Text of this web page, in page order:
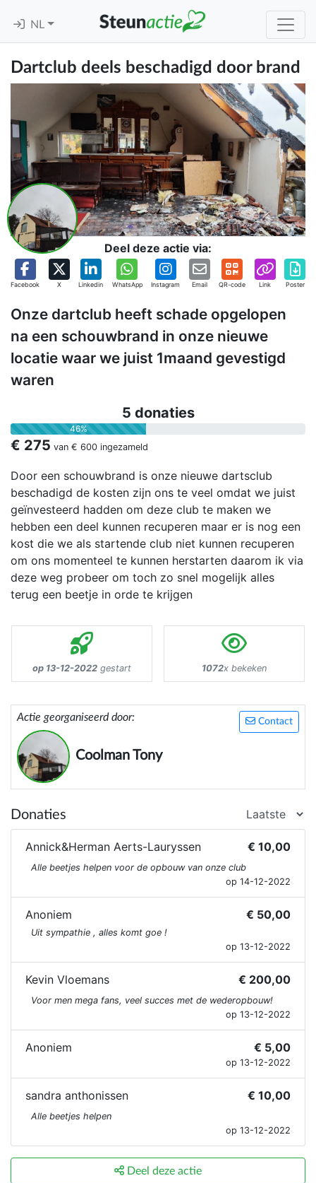
NL
Dartclub deels beschadigd door brand
Deel deze actie via:
Facebook X Linkedin WhatsApp Instagram Email QR-code Link Poster
Onze dartclub heeft schade opgelopen
na een schouwbrand in onze nieuwe
locatie waar we juist 1maand gevestigd
waren
5 donaties
46%
€ 275 van € 600 ingezameld
Door een schouwbrand is onze nieuwe dartsclub
beschadigd de kosten zijn ons te veel omdat we juist
geïnvesteerd hadden om deze club te maken we
hebben een deel kunnen recuperen maar er is nog een
kost die we als startende club niet kunnen recuperen
om ons momenteel te kunnen herstarten daarom ik via
deze weg probeer om toch zo snel mogelijk alles
terug een beetje in orde te krijgen
op 13-12-2022 gestart 1072x bekeken
Contact
Actie georganiseerd door:
Coolman Tony
Donaties
Annick&Herman Aerts-Lauryssen € 10,00
Alle beetjes helpen voor de opbouw van onze club
op 14-12-2022
Anoniem € 50,00
Uit sympathie , alles komt goe !
op 13-12-2022
Kevin Vloemans € 200,00
Voor men mega fans, veel succes met de wederopbouw!
op 13-12-2022
Anoniem € 5,00
op 13-12-2022
sandra anthonissen € 10,00
Alle beetjes helpen
op 13-12-2022
Deel deze actie